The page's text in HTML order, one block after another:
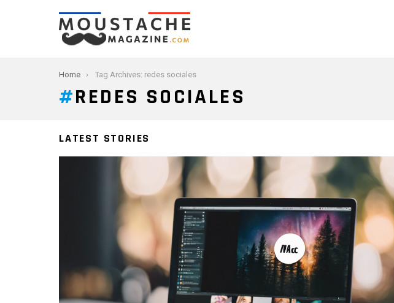
You are here:
Home Tag Archives: redes sociales
REDES SOCIALES
LATEST STORIES